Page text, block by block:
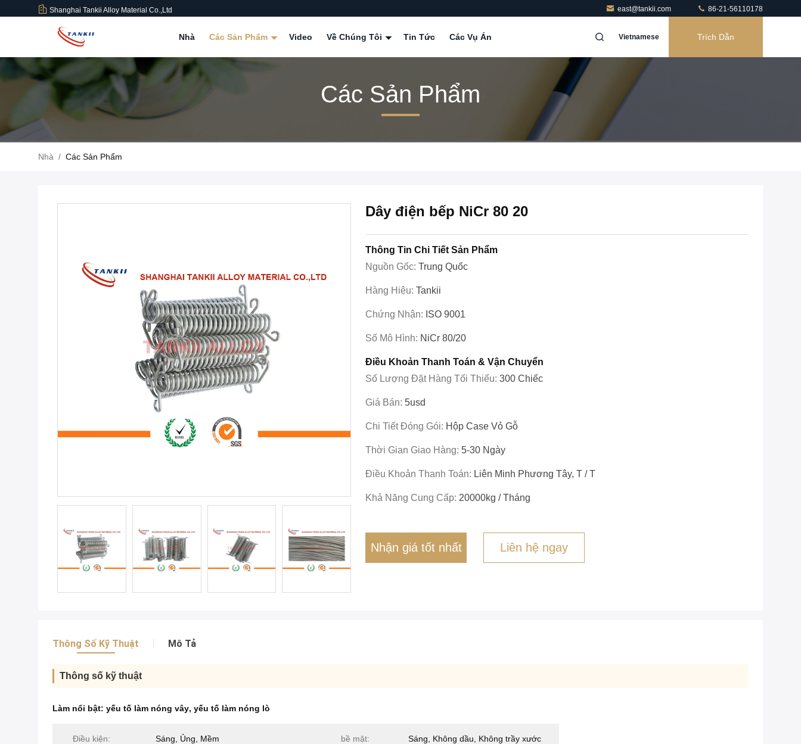
Shanghai Tankii Alloy Material Co.,Ltd east@tankii.com 86-21-56110178
Nhà Các Sản Phẩm Video Về Chúng Tôi Tin Tức Các Vụ Án Vietnamese Trích Dẫn
Các Sản Phẩm
Nhà / Các Sản Phẩm
Dây điện bếp NiCr 80 20
Thông Tin Chi Tiết Sản Phẩm
Nguồn Gốc: Trung Quốc
Hàng Hiệu: Tankii
Chứng Nhận: ISO 9001
Số Mô Hình: NiCr 80/20
Điều Khoản Thanh Toán & Vận Chuyển
Số Lượng Đặt Hàng Tối Thiểu: 300 Chiếc
Giá Bán: 5usd
Chi Tiết Đóng Gói: Hộp Case Vỏ Gỗ
Thời Gian Giao Hàng: 5-30 Ngày
Điều Khoản Thanh Toán: Liên Minh Phương Tây, T / T
Khả Năng Cung Cấp: 20000kg / Tháng
Nhận giá tốt nhất Liên hệ ngay
Thông Số Kỹ Thuật Mô Tả
Thông số kỹ thuật
Làm nổi bật: yếu tố làm nóng vây, yếu tố làm nóng lò
Điều kiện: Sáng, Ủng, Mềm bề mặt: Sáng, Không dầu, Không trầy xước